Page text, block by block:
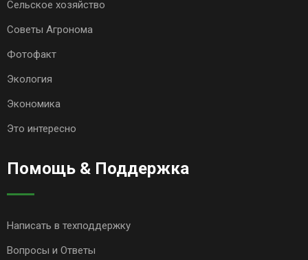
Сельское хозяйство
Советы Агронома
Фотофакт
Экология
Экономика
Это интересно
Помощь & Поддержка
Написать в техподдержку
Вопросы и Ответы